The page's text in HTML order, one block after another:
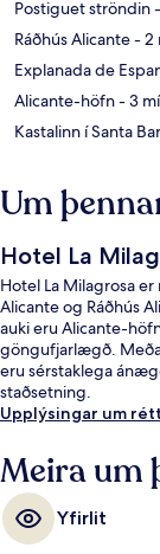
Postiguet ströndin
Ráðhús Alicante- 2
Explanada de
Alicante-höfn- 3
Kastalinn í Santa
Um
Hotel La
Hotel La Milagrosa
Alicante og Ráðhús
auki eru Alicante-
göngufjarlægð.
eru sérstaklega
staðsetning.
Upplýsingar um
Meira um
Yfirlit